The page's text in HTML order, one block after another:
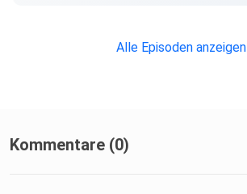
Alle Episoden anzeigen
Kommentare (0)